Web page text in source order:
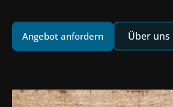
Angebot anfordern Über uns